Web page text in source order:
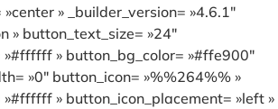
» _builder_version= »4.6.1″
» button_text_size= »24″
» button_bg_color= »#ffe900″
»0″ button_icon= »%%264%% »
»#ffffff » button_icon_placement= »left »